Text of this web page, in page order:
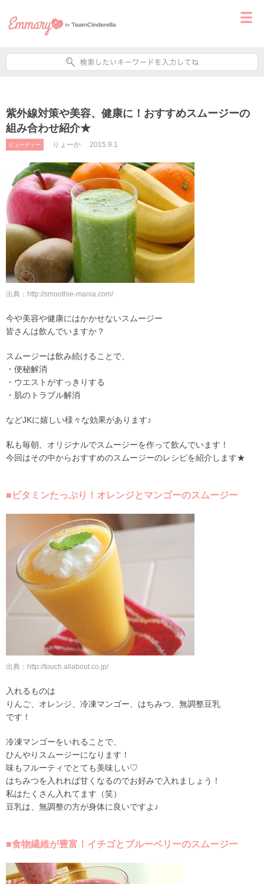
紫外線対策や美容、健康に！おすすめスムージーの
組み合わせ紹介★
ビューティー りょーか 2015.9.1
出典：http://smoothie-mania.com/
今や美容や健康にはかかせないスムージー
皆さんは飲んでいますか？
スムージーは飲み続けることで、
・便秘解消
・ウエストがすっきりする
・肌のトラブル解消
などJKに嬉しい様々な効果があります♪
私も毎朝、オリジナルでスムージーを作って飲んでいます！
今回はその中からおすすめのスムージーのレシピを紹介します★
■ビタミンたっぷり！オレンジとマンゴーのスムージー
出典：http://touch.allabout.co.jp/
入れるものは
りんご、オレンジ、冷凍マンゴー、はちみつ、無調整豆乳
です！
冷凍マンゴーをいれることで、
ひんやりスムージーになります！
味もフルーティでとても美味しい♡
はちみつを入れれば甘くなるのでお好みで入れましょう！
私はたくさん入れてます（笑）
豆乳は、無調整の方が身体に良いですよ♪
■食物繊維が豊富！イチゴとブルーベリーのスムージー